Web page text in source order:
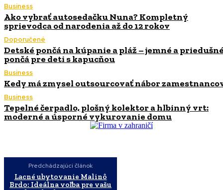
Business
Ako vybrať autosedačku Nuna? Kompletný
sprievodca od narodenia až do 12 rokov
Doporučené
Detské pončá na kúpanie a pláž – jemné a
pončá pre deti s kapucňou
Business
Kedy má zmysel outsourcovať nábor
Business
Tepelné čerpadlo, plošný kolektor a hlbinný vrt:
moderné a úsporné vykurovanie domu
Predchádzajúci článok
Lacné ubytovanie Malinô
Brdo: Ideálna voľba pre vašu